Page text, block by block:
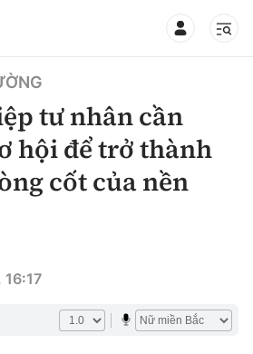
tư nhân cần
hội để trở thành
cốt của nền